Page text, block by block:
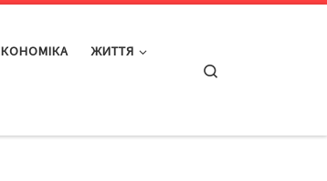
ЖИТТЯ